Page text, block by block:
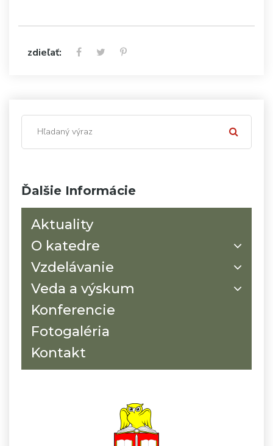
Ďalšie Informácie
Aktuality
O katedre
Vzdelávanie
Veda a výskum
Konferencie
Fotogaléria
Kontakt
zdieľať: